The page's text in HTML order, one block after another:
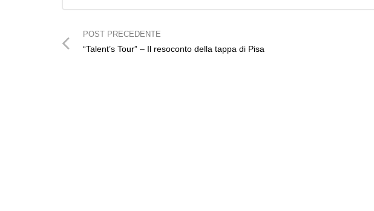
POST PRECEDENTE
“Talent’s Tour” – Il resoconto della tappa di Pisa